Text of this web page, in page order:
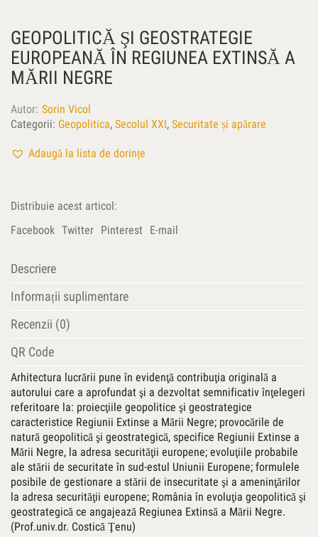
GEOPOLITICĂ ŞI GEOSTRATEGIE
EUROPEANĂ ÎN REGIUNEA EXTINSĂ A
MĂRII NEGRE
Autor Sorin Vicol
Categorii: Geopolitica, Secolul XXI, Securitate și apărare
Adaugă la lista de dorințe
Distribuie acest articol:
Facebook Twitter Pinterest E-mail
Descriere
Informații suplimentare
Recenzii (0)
QR Code
Arhitectura lucrării pune în evidenţă contribuţia originală a
autorului care a aprofundat şi a dezvoltat semnificativ înţelegeri
referitoare la: proiecţiile geopolitice şi geostrategice
caracteristice Regiunii Extinse a Mării Negre; provocările de
natură geopolitică şi geostrategică, specifice Regiunii Extinse a
Mării Negre, la adresa securităţii europene; evoluţiile probabile
ale stării de securitate în sud-estul Uniunii Europene; formulele
posibile de gestionare a stării de insecuritate şi a ameninţărilor
la adresa securităţii europene; România în evoluţia geopolitică şi
geostrategică ce angajează Regiunea Extinsă a Mării Negre.
(Prof.univ.dr. Costică Ţenu)